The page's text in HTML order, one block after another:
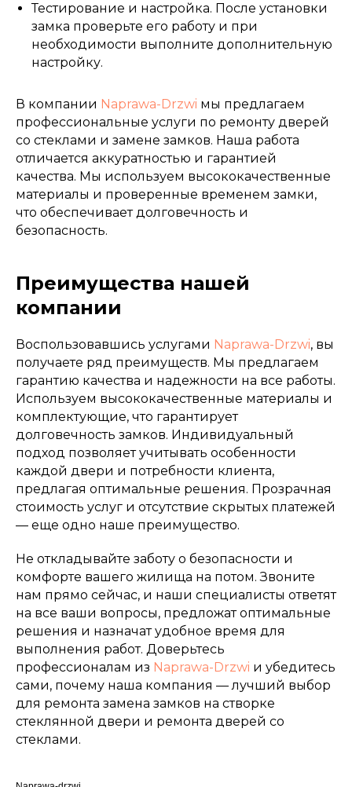
Тестирование и настройка. После установки
замка проверьте его работу и при
необходимости выполните дополнительную
настройку.
В компании Naprawa-Drzwi мы предлагаем
профессиональные услуги по ремонту дверей
со стеклами и замене замков. Наша работа
отличается аккуратностью и гарантией
качества. Мы используем высококачественные
материалы и проверенные временем замки,
что обеспечивает долговечность и
безопасность.
Преимущества нашей
компании
Воспользовавшись услугами Naprawa-Drzwi, вы
получаете ряд преимуществ. Мы предлагаем
гарантию качества и надежности на все работы.
Используем высококачественные материалы и
комплектующие, что гарантирует
долговечность замков. Индивидуальный
подход позволяет учитывать особенности
каждой двери и потребности клиента,
предлагая оптимальные решения. Прозрачная
стоимость услуг и отсутствие скрытых платежей
— еще одно наше преимущество.
Не откладывайте заботу о безопасности и
комфорте вашего жилища на потом. Звоните
нам прямо сейчас, и наши специалисты ответят
на все ваши вопросы, предложат оптимальные
решения и назначат удобное время для
выполнения работ. Доверьтесь
профессионалам из Naprawa-Drzwi и убедитесь
сами, почему наша компания — лучший выбор
для ремонта замена замков на створке
стеклянной двери и ремонта дверей со
стеклами.